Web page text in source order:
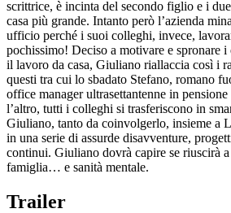
scrittrice, è incinta del secondo figlio e i
casa più grande. Intanto però l’azienda
ufficio perché i suoi colleghi, invece,
pochissimo! Deciso a motivare e spronare
il lavoro da casa, Giuliano riallaccia così i
questi tra cui lo sbadato Stefano, romano
office manager ultrasettantenne in
l’altro, tutti i colleghi si trasferiscono in
Giuliano, tanto da coinvolgerlo, insieme a
in una serie di assurde disavventure,
continui. Giuliano dovrà capire se riuscirà
famiglia… e sanità mentale.
Trailer